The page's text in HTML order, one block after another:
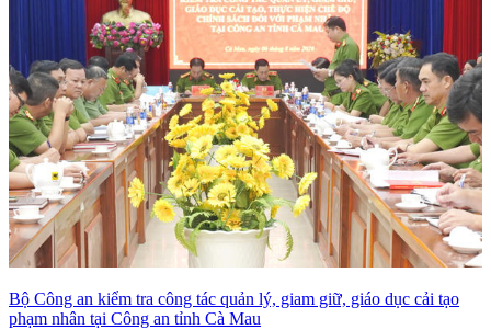
Bộ Công an kiểm tra công tác quản lý, giam giữ, giáo dục cải tạo
phạm nhân tại Công an tỉnh Cà Mau